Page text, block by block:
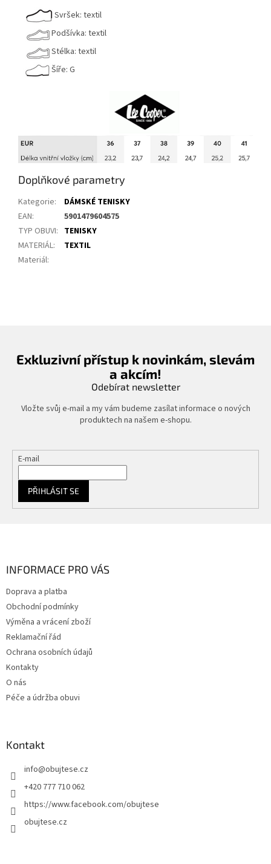
Svršek: textil
Podšívka: textil
Stélka: textil
Šíře: G
Doplňkové parametry
Kategorie:
DÁMSKÉ TENISKY
EAN:
5901479604575
TYP OBUVI: TENISKY
MATERIÁL:
TEXTIL
Materiál:
Exkluzivní přístup k novinkám, slevám
a akcím!
Odebírat newsletter
Vložte svůj e-mail a my vám budeme zasílat informace o nových
produktech na našem e-shopu.
E-mail
PŘIHLÁSIT SE
INFORMACE PRO VÁS
Doprava a platba
Obchodní podmínky
Výměna a vrácení zboží
Reklamační řád
Ochrana osobních údajů
Kontakty
O nás
Péče a údržba obuvi
Kontakt
info@obujtese.cz
+420 777 710 062
https://www.facebook.com/obujtese
obujtese.cz